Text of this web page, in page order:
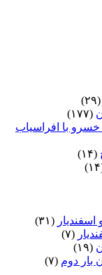
(۲۹)
(۱۷۷)
با افراسیاب
(۱۴)
(۳۱)
(۷)
(۱۹)
بار دوم (۷)